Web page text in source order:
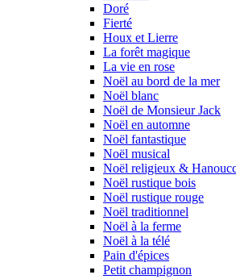
Doré
Fierté
Houx et Lierre
La forêt magique
La vie en rose
Noël au bord de la mer
Noël blanc
Noël de Monsieur Jack
Noël en automne
Noël fantastique
Noël musical
Noël religieux &
Noël rustique bois
Noël rustique rouge
Noël traditionnel
Noël à la ferme
Noël à la télé
Pain d'épices
Petit champignon